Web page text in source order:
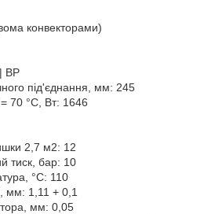
конвекторами)
ВР
під'єднання, мм: 245
70 °C, Вт: 1646
2,7 м2: 12
тиск, бар: 10
°С: 110
мм: 1,11 + 0,1
мм: 0,05